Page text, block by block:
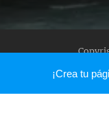
¡Crea tu